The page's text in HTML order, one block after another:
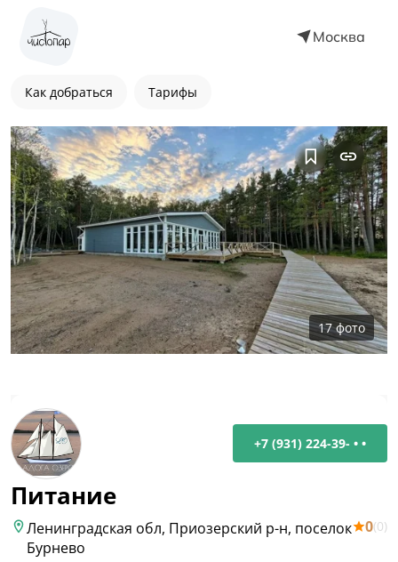
Москва
Как добраться Тарифы
17фото
+7 (931) 224-39- • •
Питание
Ленинградская обл, Приозерский р-н, поселок
Бурнево
0(0)